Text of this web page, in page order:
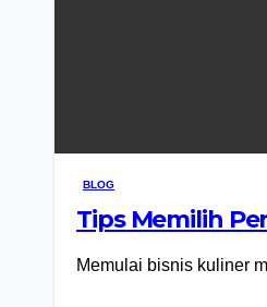
BLOG
Tips Memilih
Memulai bisnis kuliner